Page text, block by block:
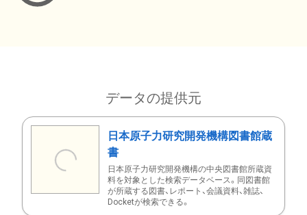
データの提供元
日本原子力研究開発機構図書館蔵
書
日本原子力研究開発機構の中央図書館所蔵資
料を対象とした検索データベース。同図書館
が所蔵する図書、レポート、会議資料、雑誌、
Docketが検索できる。